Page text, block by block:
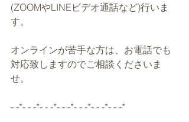
(ZOOMやLINEビデオ通話など)行いま
す。
オンラインが苦手な方は、お電話でも
対応致しますのでご相談くださいま
せ。
- -*- - -*- - -*- - -*- - -*- - -*- - -*